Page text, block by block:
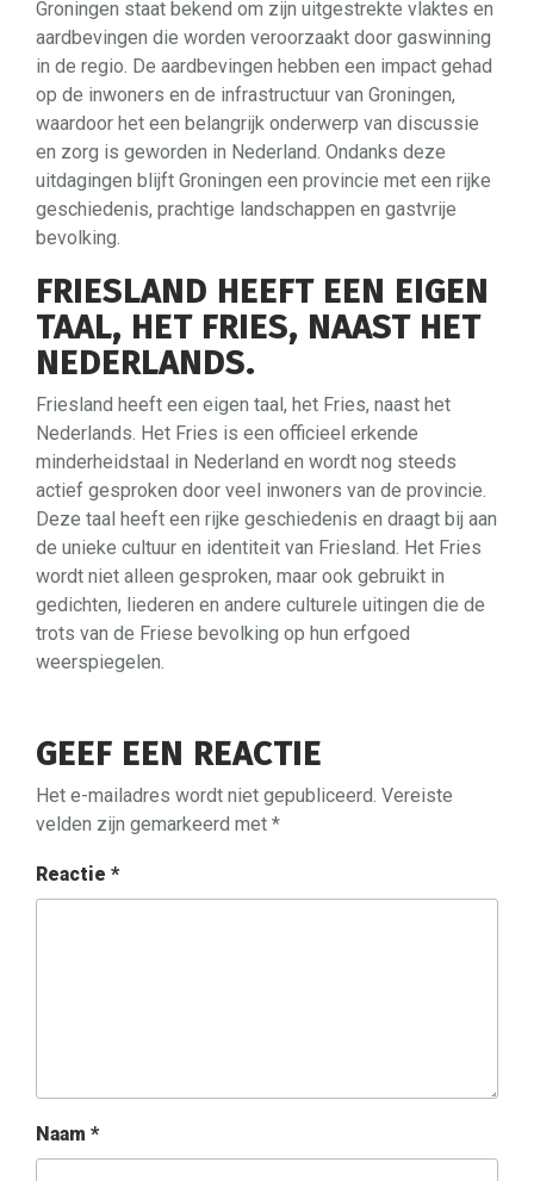
Groningen staat bekend om zijn uitgestrekte vlaktes en
aardbevingen die worden veroorzaakt door gaswinning
in de regio. De aardbevingen hebben een impact gehad
op de inwoners en de infrastructuur van Groningen,
waardoor het een belangrijk onderwerp van discussie
en zorg is geworden in Nederland. Ondanks deze
uitdagingen blijft Groningen een provincie met een rijke
geschiedenis, prachtige landschappen en gastvrije
bevolking.
FRIESLAND HEEFT EEN EIGEN
TAAL, HET FRIES, NAAST HET
NEDERLANDS.
Friesland heeft een eigen taal, het Fries, naast het
Nederlands. Het Fries is een officieel erkende
minderheidstaal in Nederland en wordt nog steeds
actief gesproken door veel inwoners van de provincie.
Deze taal heeft een rijke geschiedenis en draagt bij aan
de unieke cultuur en identiteit van Friesland. Het Fries
wordt niet alleen gesproken, maar ook gebruikt in
gedichten, liederen en andere culturele uitingen die de
trots van de Friese bevolking op hun erfgoed
weerspiegelen.
GEEF EEN REACTIE
Het e-mailadres wordt niet gepubliceerd. Vereiste
velden zijn gemarkeerd met *
Reactie *
Naam *